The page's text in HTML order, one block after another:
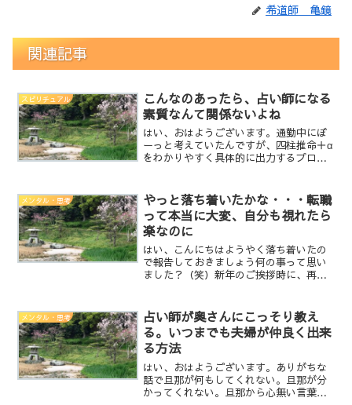
希道師 亀鏡
関連記事
スピリチュアル
こんなのあったら、占い師になる
素質なんて関係ないよね
はい、おはようございます。通勤中にぼ
ーっと考えていたんですが、四柱推命＋α
をわかりやすく具体的に出力するプログ
として色々と出てきて、でもそれをね伝
えるとなると、そこが難...
メンタル・思考
やっと落ち着いたかな・・・転職
って本当に大変、自分も視れたら
楽なのに
はい、こんにちはようやく落ち着いたの
で報告しておきましょう何の事って思い
ました？（笑）新年のご挨拶時に、再度
す。実は転職の時点で2社で迷っていたん
です。A社とB社・・・A...
メンタル・思考
占い師が奥さんにこっそり教え
る。いつまでも夫婦が仲良く出来
る方法
はい、おはようございます。ありがちな
話で旦那が何もしてくれない。旦那が分
かってくれない。旦那から心無い言葉を